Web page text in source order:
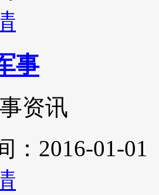
事
资讯
：2016-01-01